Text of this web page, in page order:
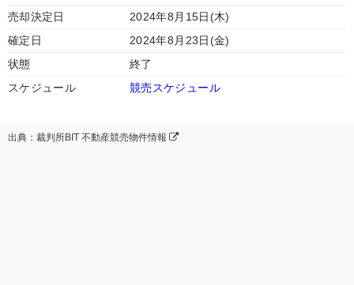
売却決定日
2024年8月15日(木)
確定日
2024年8月23日(金)
状態
終了
スケジュール
競売スケジュール
出典：裁判所BIT 不動産競売物件情報